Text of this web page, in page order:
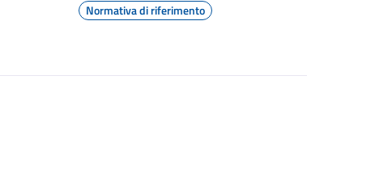
Normativa di riferimento